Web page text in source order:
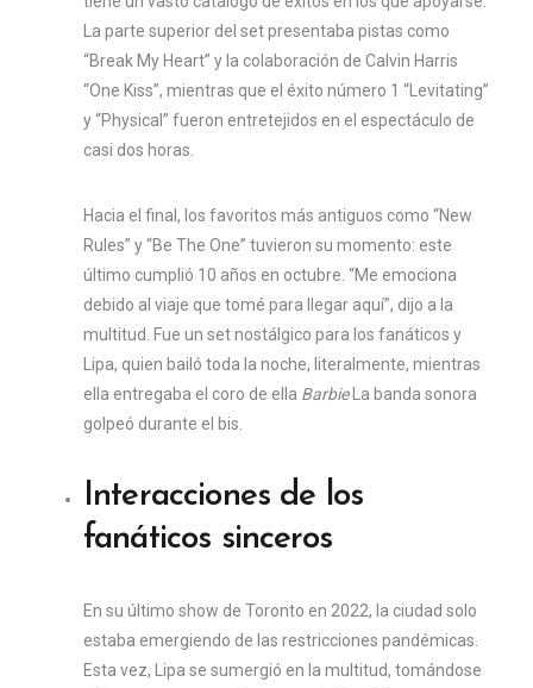
La parte superior del set presentaba pistas como
“Break My Heart” y la colaboración de Calvin Harris
“One Kiss”, mientras que el éxito número 1 “Levitating”
y “Physical” fueron entretejidos en el espectáculo de
casi dos horas.
Hacia el final, los favoritos más antiguos como “New
Rules” y “Be The One” tuvieron su momento: este
último cumplió 10 años en octubre. “Me emociona
debido al viaje que tomé para llegar aquí”, dijo a la
multitud. Fue un set nostálgico para los fanáticos y
Lipa, quien bailó toda la noche, literalmente, mientras
ella entregaba el coro de ella BarbieLa banda sonora
golpeó durante el bis.
Interacciones de los
fanáticos sinceros
En su último show de Toronto en 2022, la ciudad solo
estaba emergiendo de las restricciones pandémicas.
Esta vez, Lipa se sumergió en la multitud, tomándose